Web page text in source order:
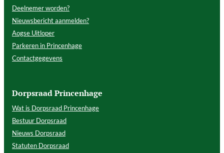
Deelnemer worden?
Nieuwsbericht aanmelden?
Aogse Uitloper
Parkeren in Princenhage
Contactgegevens
Dorpsraad Princenhage
Wat is Dorpsraad Princenhage
Bestuur Dorpsraad
Nieuws Dorpsraad
Statuten Dorpsraad